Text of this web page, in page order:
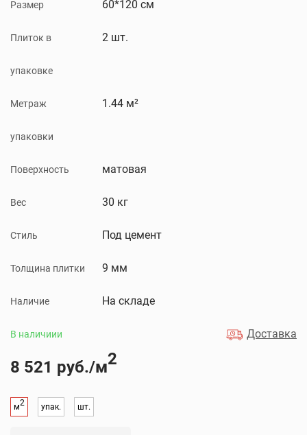
Размер 60*120 см
Плиток в
упаковке
2 шт.
Метраж
упаковки
1.44 м²
Поверхность матовая
Вес 30 кг
Стиль Под цемент
Толщина плитки 9 мм
Наличие На складе
В наличиии Доставка
8 521 руб./м2
м2 упак. шт.